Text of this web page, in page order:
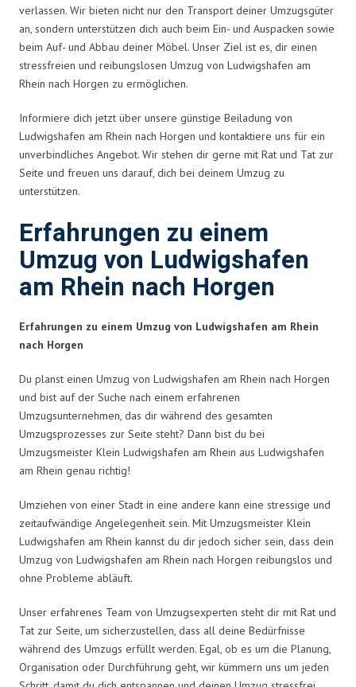
verlassen. Wir bieten nicht nur den Transport deiner Umzugsgüter
an, sondern unterstützen dich auch beim Ein- und Auspacken sowie
beim Auf- und Abbau deiner Möbel. Unser Ziel ist es, dir einen
stressfreien und reibungslosen Umzug von Ludwigshafen am
Rhein nach Horgen zu ermöglichen.
Informiere dich jetzt über unsere günstige Beiladung von
Ludwigshafen am Rhein nach Horgen und kontaktiere uns für ein
unverbindliches Angebot. Wir stehen dir gerne mit Rat und Tat zur
Seite und freuen uns darauf, dich bei deinem Umzug zu
unterstützen.
Erfahrungen zu einem
Umzug von Ludwigshafen
am Rhein nach Horgen
Erfahrungen zu einem Umzug von Ludwigshafen am Rhein
nach Horgen
Du planst einen Umzug von Ludwigshafen am Rhein nach Horgen
und bist auf der Suche nach einem erfahrenen
Umzugsunternehmen, das dir während des gesamten
Umzugsprozesses zur Seite steht? Dann bist du bei
Umzugsmeister Klein Ludwigshafen am Rhein aus Ludwigshafen
am Rhein genau richtig!
Umziehen von einer Stadt in eine andere kann eine stressige und
zeitaufwändige Angelegenheit sein. Mit Umzugsmeister Klein
Ludwigshafen am Rhein kannst du dir jedoch sicher sein, dass dein
Umzug von Ludwigshafen am Rhein nach Horgen reibungslos und
ohne Probleme abläuft.
Unser erfahrenes Team von Umzugsexperten steht dir mit Rat und
Tat zur Seite, um sicherzustellen, dass all deine Bedürfnisse
während des Umzugs erfüllt werden. Egal, ob es um die Planung,
Organisation oder Durchführung geht, wir kümmern uns um jeden